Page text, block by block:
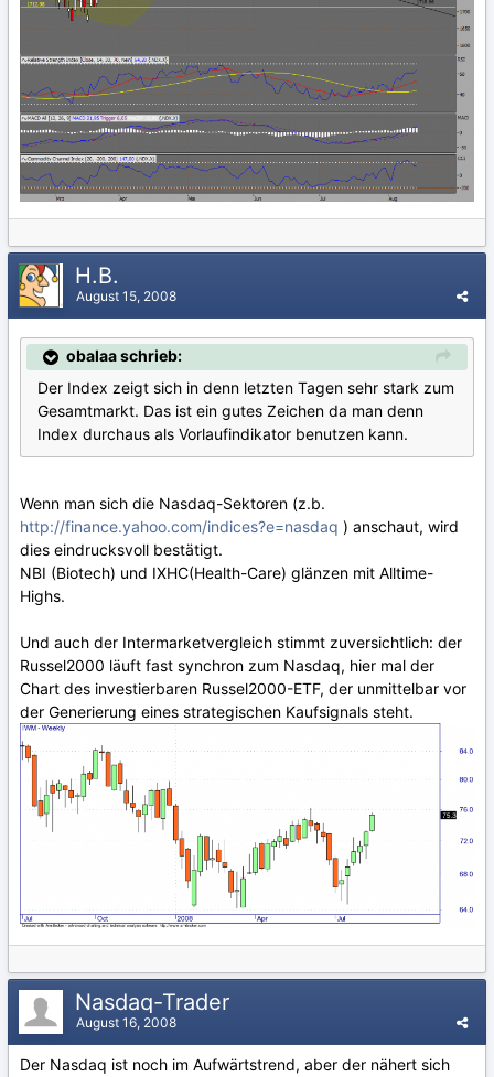
H.B.
August 15, 2008
obalaa schrieb:
Der Index zeigt sich in denn letzten Tagen sehr stark zum
Gesamtmarkt. Das ist ein gutes Zeichen da man denn
Index durchaus als Vorlaufindikator benutzen kann.
Wenn man sich die Nasdaq-Sektoren (z.b.
http://finance.yahoo.com/indices?e=nasdaq ) anschaut, wird
dies eindrucksvoll bestätigt.
NBI (Biotech) und IXHC(Health-Care) glänzen mit Alltime-
Highs.
Und auch der Intermarketvergleich stimmt zuversichtlich: der
Russel2000 läuft fast synchron zum Nasdaq, hier mal der
Chart des investierbaren Russel2000-ETF, der unmittelbar vor
der Generierung eines strategischen Kaufsignals steht.
Nasdaq-Trader
August 16, 2008
Der Nasdaq ist noch im Aufwärtstrend, aber der nähert sich